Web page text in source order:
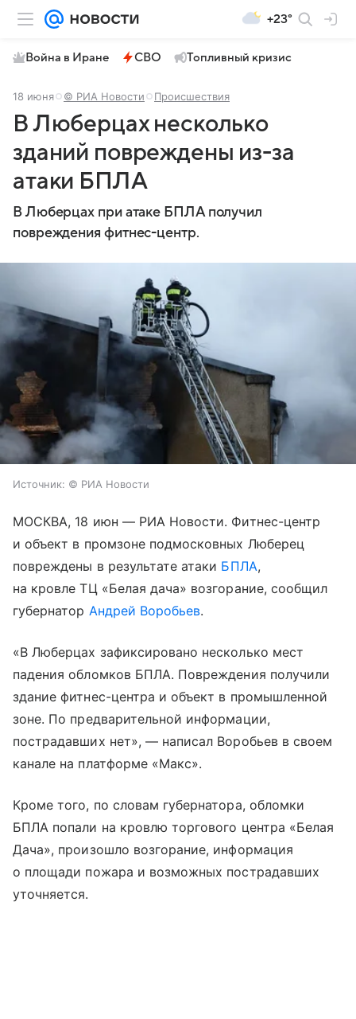
+23°
Война в Иране СВО Топливный кризис
18 июня © РИА Новости Происшествия
В Люберцах несколько
зданий повреждены из-за
атаки БПЛА
В Люберцах при атаке БПЛА получил
повреждения фитнес-центр.
Источник: © РИА Новости
МОСКВА, 18 июн — РИА Новости. Фитнес-центр
и объект в промзоне подмосковных Люберец
повреждены в результате атаки БПЛА,
на кровле ТЦ «Белая дача» возгорание, сообщил
губернатор Андрей Воробьев.
«В Люберцах зафиксировано несколько мест
падения обломков БПЛА. Повреждения получили
здание фитнес-центра и объект в промышленной
зоне. По предварительной информации,
пострадавших нет», — написал Воробьев в своем
канале на платформе «Макс».
Кроме того, по словам губернатора, обломки
БПЛА попали на кровлю торгового центра «Белая
Дача», произошло возгорание, информация
о площади пожара и возможных пострадавших
уточняется.